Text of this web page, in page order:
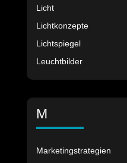
Licht
Lichtkonzepte
Lichtspiegel
Leuchtbilder
M
Marketingstrategien